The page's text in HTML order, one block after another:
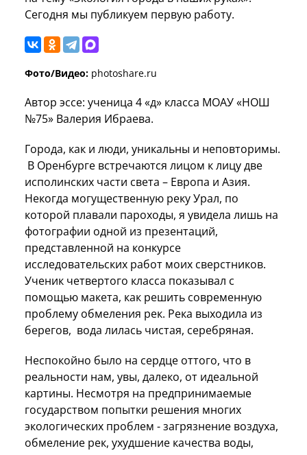
Сегодня мы публикуем первую работу.
Фото/Видео: photoshare.ru
Автор эссе: ученица 4 «д» класса МОАУ «НОШ
№75» Валерия Ибраева.
Города, как и люди, уникальны и неповторимы.
В Оренбурге встречаются лицом к лицу две
исполинских части света – Европа и Азия.
Некогда могущественную реку Урал, по
которой плавали пароходы, я увидела лишь на
фотографии одной из презентаций,
представленной на конкурсе
исследовательских работ моих сверстников.
Ученик четвертого класса показывал с
помощью макета, как решить современную
проблему обмеления рек. Река выходила из
берегов, вода лилась чистая, серебряная.
Неспокойно было на сердце оттого, что в
реальности нам, увы, далеко, от идеальной
картины. Несмотря на предпринимаемые
государством попытки решения многих
экологических проблем - загрязнение воздуха,
обмеление рек, ухудшение качества воды,